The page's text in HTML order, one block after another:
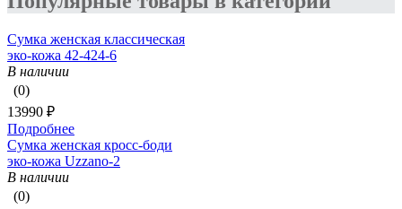
Сумка женская классическая
эко-кожа 42-424-6
В наличии
(0)
13990 ₽
Подробнее
Сумка женская кросс-боди
эко-кожа Uzzano-2
В наличии
(0)